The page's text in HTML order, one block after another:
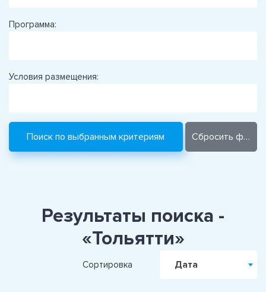
Программа:
Условия размещения:
Результаты поиска -
«Тольятти»
Сортировка Дата